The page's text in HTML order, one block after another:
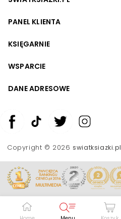
PANEL KLIENTA
KSIĘGARNIE
WSPARCIE
DANE ADRESOWE
Copyright © 2026swiatksiazki.pl
Zwiększ rozmiar czcionki
Skala szarości
Podkreślenie linków